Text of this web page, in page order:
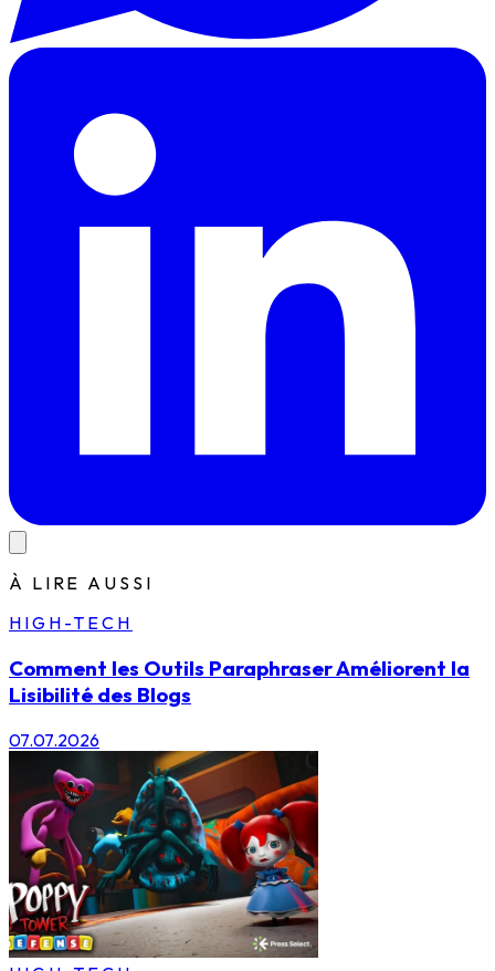
À LIRE AUSSI
HIGH-TECH
Comment les Outils Paraphraser Améliorent la
Lisibilité des Blogs
07.07.2026